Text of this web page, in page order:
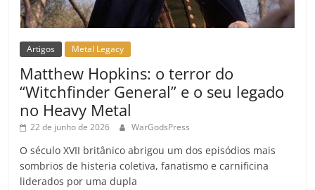
Artigos Metal Legacy
Matthew Hopkins: o terror do
“Witchfinder General” e o seu legado
no Heavy Metal
22 de junho de 2026 WarGodsPress
O século XVII britânico abrigou um dos episódios mais
sombrios de histeria coletiva, fanatismo e carnificina
liderados por uma dupla